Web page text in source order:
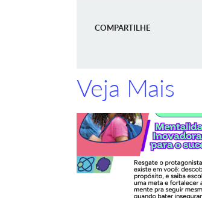
COMPARTILHE
Veja Mais